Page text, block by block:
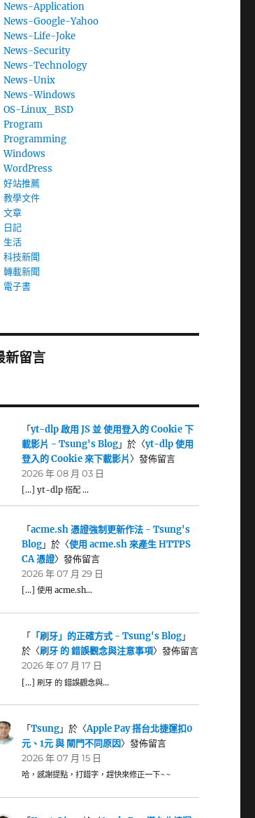
News-Application
News-Google-Yahoo
News-Life-Joke
News-Security
News-Technology
News-Unix
News-Windows
OS-Linux_BSD
Program
Programming
Windows
WordPress
好站推薦
教學文件
文章
日記
生活
科技新聞
轉載新聞
電子書
新留言
「yt-dlp 啟用 JS 並 使用登入的 Cookie 下
載影片 - Tsung's Blog」於〈yt-dlp 使用
登入的 Cookie 來下載影片〉發佈留言
2026 年 08 月 03 日
[…] yt-dlp 搭配 …
「acme.sh 憑證強制更新作法 - Tsung's
Blog」於〈使用 acme.sh 來產生 HTTPS
CA 憑證〉發佈留言
2026 年 07 月 29 日
[…] 使用 acme.sh…
「 「刷牙」的正確方式 - Tsung's Blog」
於〈刷牙 的 錯誤觀念與注意事項〉發佈留言
2026 年 07 月 17 日
[…] 刷牙 的 錯誤觀念與…
「Tsung」於〈Apple Pay 搭台北捷運扣0
元、1元 與 閘門不同原因〉發佈留言
2026 年 07 月 15 日
哈，感謝提點，打錯字，趕快來修正一下~~